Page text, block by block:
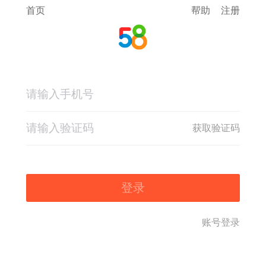
首页 帮助 注册
获取验证码
登录
账号登录